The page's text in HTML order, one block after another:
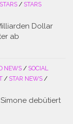
STARS / STARS
Dollar
ab
NEWS / SOCIAL
/ STAR NEWS /
debütiert